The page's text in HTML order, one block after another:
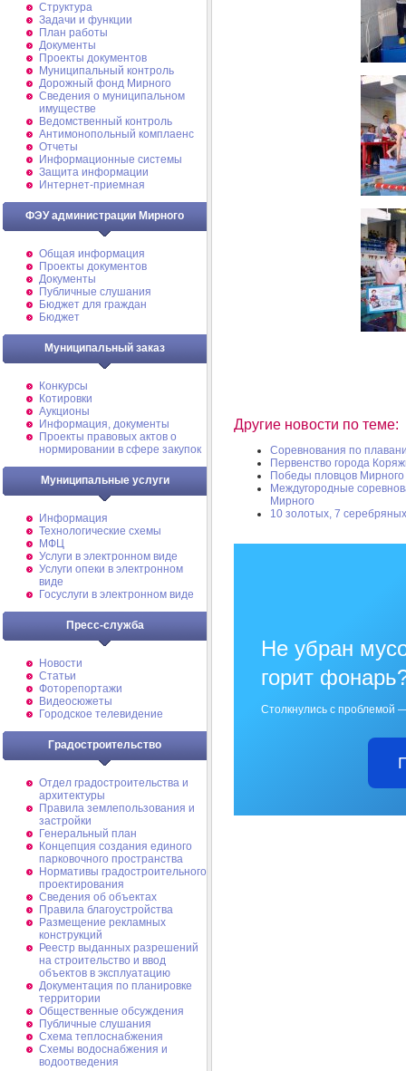
Структура
Задачи и функции
План работы
Документы
Проекты документов
Муниципальный контроль
Дорожный фонд Мирного
Cведения о муниципальном
имуществе
Ведомственный контроль
Антимонопольный комплаенс
Отчеты
Информационные системы
Защита информации
Интернет-приемная
ФЭУ администрации Мирного
Общая информация
Проекты документов
Документы
Публичные слушания
Бюджет для граждан
Бюджет
Муниципальный заказ
Конкурсы
Котировки
Аукционы
Информация, документы
Проекты правовых актов о
нормировании в сфере закупок
Муниципальные услуги
Информация
Технологические схемы
МФЦ
Услуги в электронном виде
Услуги опеки в электронном
виде
Госуслуги в электронном виде
Пресс-служба
Новости
Статьи
Фоторепортажи
Видеосюжеты
Городское телевидение
Градостроительство
Отдел градостроительства и
архитектуры
Правила землепользования и
застройки
Генеральный план
Концепция создания единого
парковочного пространства
Нормативы градостроительного
проектирования
Сведения об объектах
Правила благоустройства
Размещение рекламных
конструкций
Реестр выданных разрешений
на строительство и ввод
объектов в эксплуатацию
Документация по планировке
территории
Общественные обсуждения
Публичные слушания
Схема теплоснабжения
Схемы водоснабжения и
водоотведения
Другие новости по теме:
Соревнования по
Первенство города
Победы пловцов
Междугородные
Мирного
10 золотых, 7
Не убран
горит
Столкнулись с проблемой